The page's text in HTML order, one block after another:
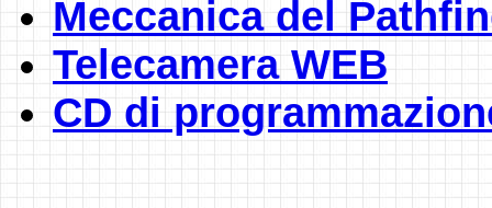
Meccanica del
Telecamera WEB
CD di